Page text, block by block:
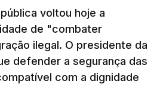
voltou hoje a
de "combater
ilegal. O presidente da
defender a segurança das
com a dignidade